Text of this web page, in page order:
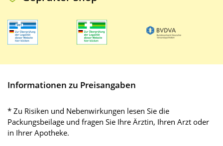
Informationen zu Preisangaben
* Zu Risiken und Nebenwirkungen lesen Sie die
Packungsbeilage und fragen Sie Ihre Ärztin, Ihren Arzt oder
in Ihrer Apotheke.